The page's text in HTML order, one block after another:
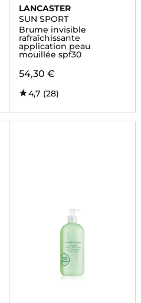
LANCASTER
SUN SPORT
Brume invisible
rafraîchissante
application peau
mouillée spf30
54,30 €
4,7 (28)